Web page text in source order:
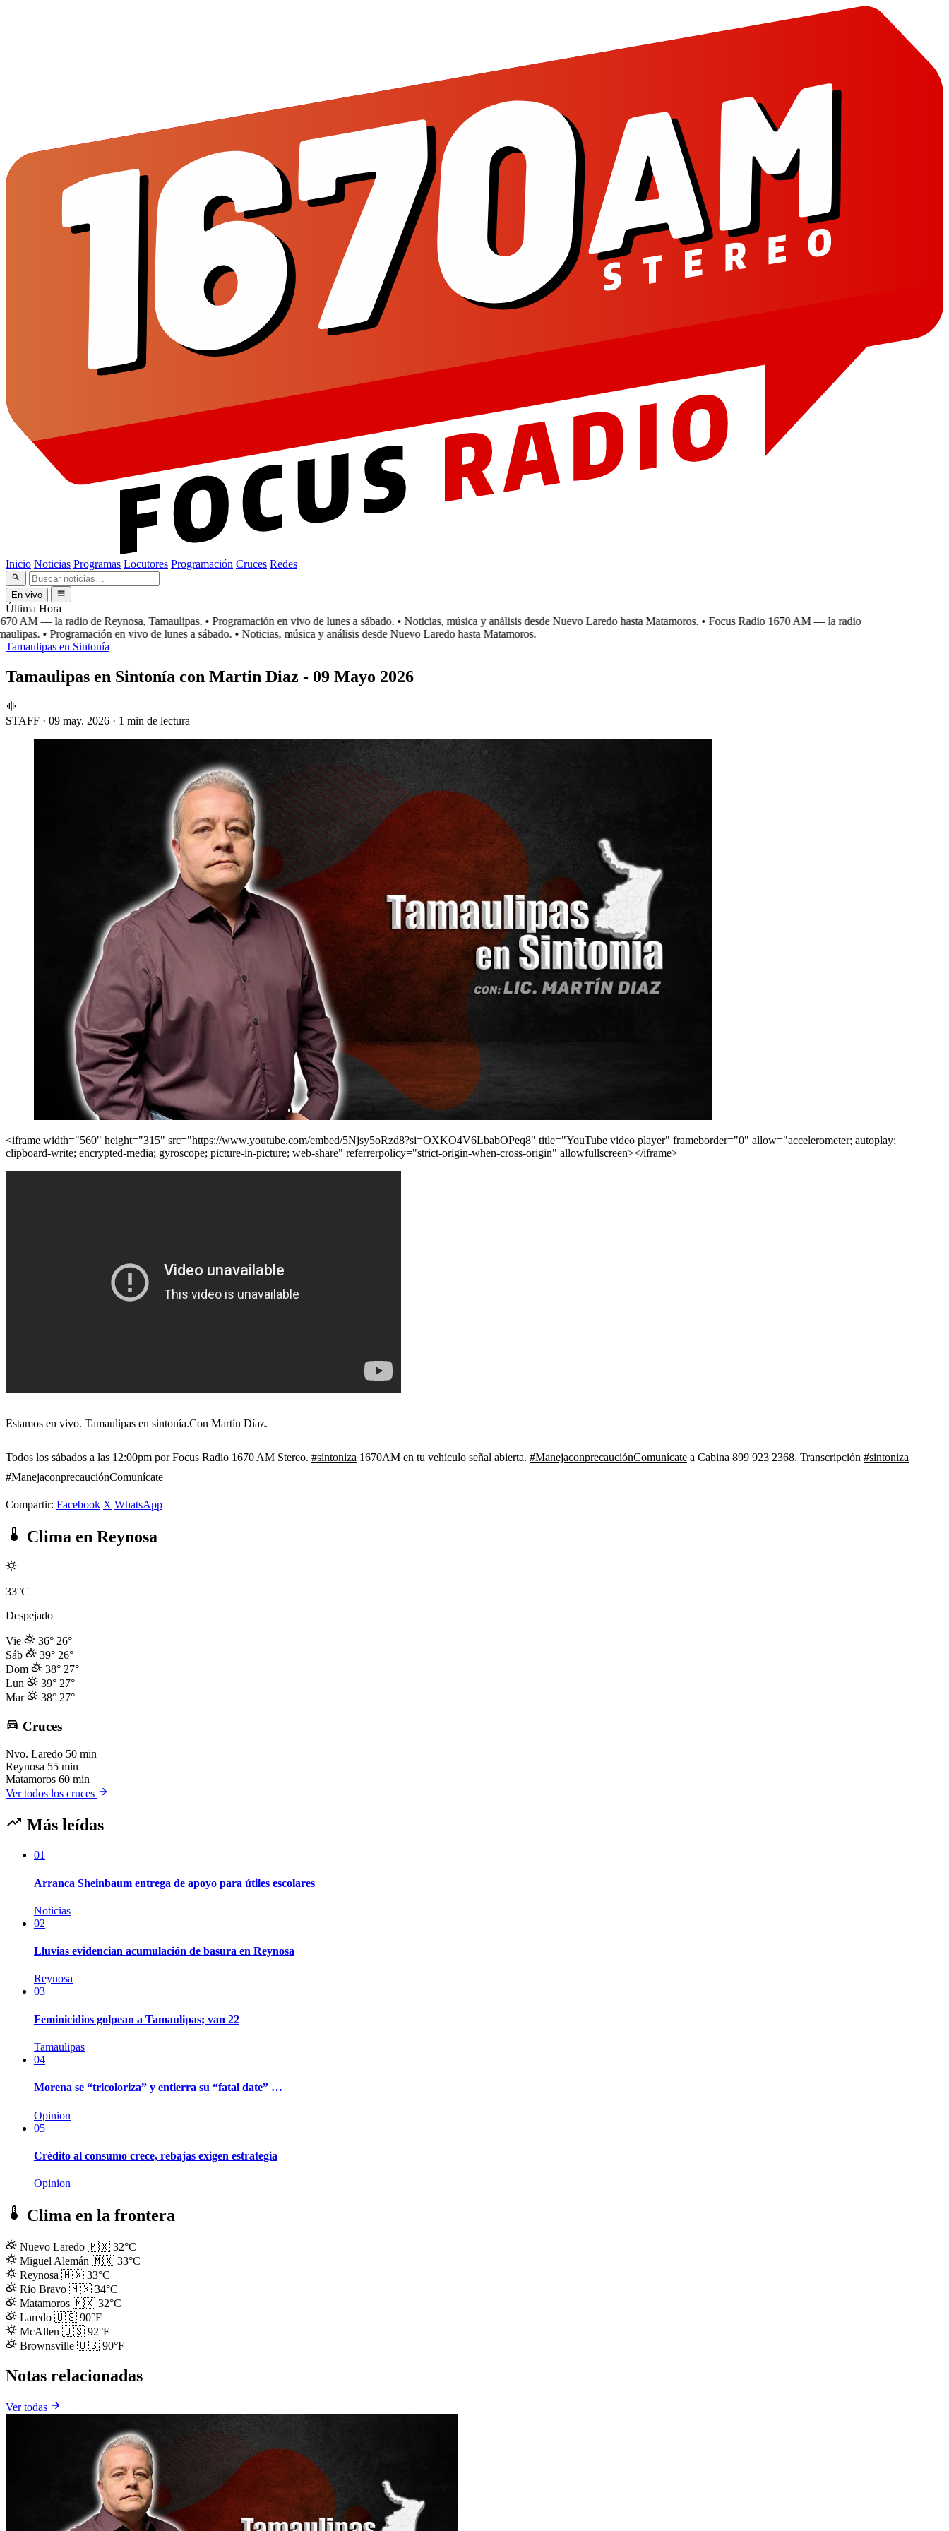
Inicio Noticias Programas Locutores Programación Cruces Redes
En vivo
Última Hora
AM — la radio de Reynosa, Tamaulipas. • Programación en vivo de lunes a sábado. • Noticias, música y análisis desde Nuevo Laredo hasta Matamoros. • Focus Radio 1670 AM — la radio
• Programación en vivo de lunes a sábado. • Noticias, música y análisis desde Nuevo Laredo hasta Matamoros.
Tamaulipas en Sintonía
Tamaulipas en Sintonía con Martin Diaz - 09 Mayo 2026
STAFF · 09 may. 2026 · 1 min de lectura
<iframe width="560" height="315" src="https://www.youtube.com/embed/5Njsy5oRzd8?si=OXKO4V6LbabOPeq8" title="YouTube video player" frameborder="0" allow="accelerometer; autoplay;
clipboard-write; encrypted-media; gyroscope; picture-in-picture; web-share" referrerpolicy="strict-origin-when-cross-origin" allowfullscreen></iframe>
Estamos en vivo. Tamaulipas en sintonía.Con Martín Díaz.
Todos los sábados a las 12:00pm por Focus Radio 1670 AM Stereo. #sintoniza 1670AM en tu vehículo señal abierta. #ManejaconprecauciónComunícate a Cabina 899 923 2368. Transcripción #sintoniza
#ManejaconprecauciónComunícate
Compartir: Facebook X WhatsApp
Clima en Reynosa
33°C
Despejado
Vie 36° 26°
Sáb
39° 26°
Dom
38° 27°
Lun
39° 27°
Mar
38° 27°
Cruces
Nvo. Laredo 50 min
Reynosa 55 min
Matamoros 60 min
Ver todos los cruces
Más leídas
01
Arranca Sheinbaum entrega de apoyo para útiles escolares
Noticias
02
Lluvias evidencian acumulación de basura en Reynosa
Reynosa
03
Feminicidios golpean a Tamaulipas; van 22
Tamaulipas
04
Morena se “tricoloriza” y entierra su “fatal date” …
Opinion
05
Crédito al consumo crece, rebajas exigen estrategia
Opinion
Clima en la frontera
Nuevo Laredo 🇲🇽 32°C
Miguel Alemán 🇲🇽 33°C
Reynosa 🇲🇽 33°C
Río Bravo 🇲🇽 34°C
Matamoros 🇲🇽 32°C
Laredo 🇺🇸 90°F
McAllen 🇺🇸 92°F
Brownsville 🇺🇸 90°F
Notas relacionadas
Ver todas